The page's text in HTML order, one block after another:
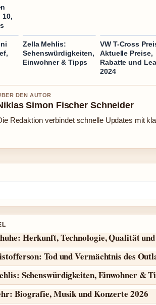
10,
Zella Mehlis:
Sehenswürdigkeiten,
Einwohner & Tipps
VW T-Cross
Aktuelle Preise,
Rabatte und
2024
DEN AUTOR
Simon Fischer Schneider
Redaktion verbindet schnelle Updates mit
Herkunft, Technologie, Qualität
Tod und Vermächtnis des
Sehenswürdigkeiten, Einwohner &
Biografie, Musik und Konzerte 2026